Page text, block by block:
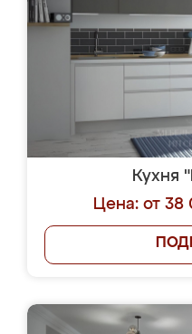
Кухня
Цена: от 38